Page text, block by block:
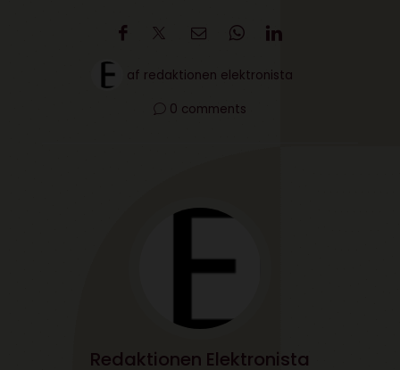
af redaktionen elektronista
0 comments
Redaktionen Elektronista